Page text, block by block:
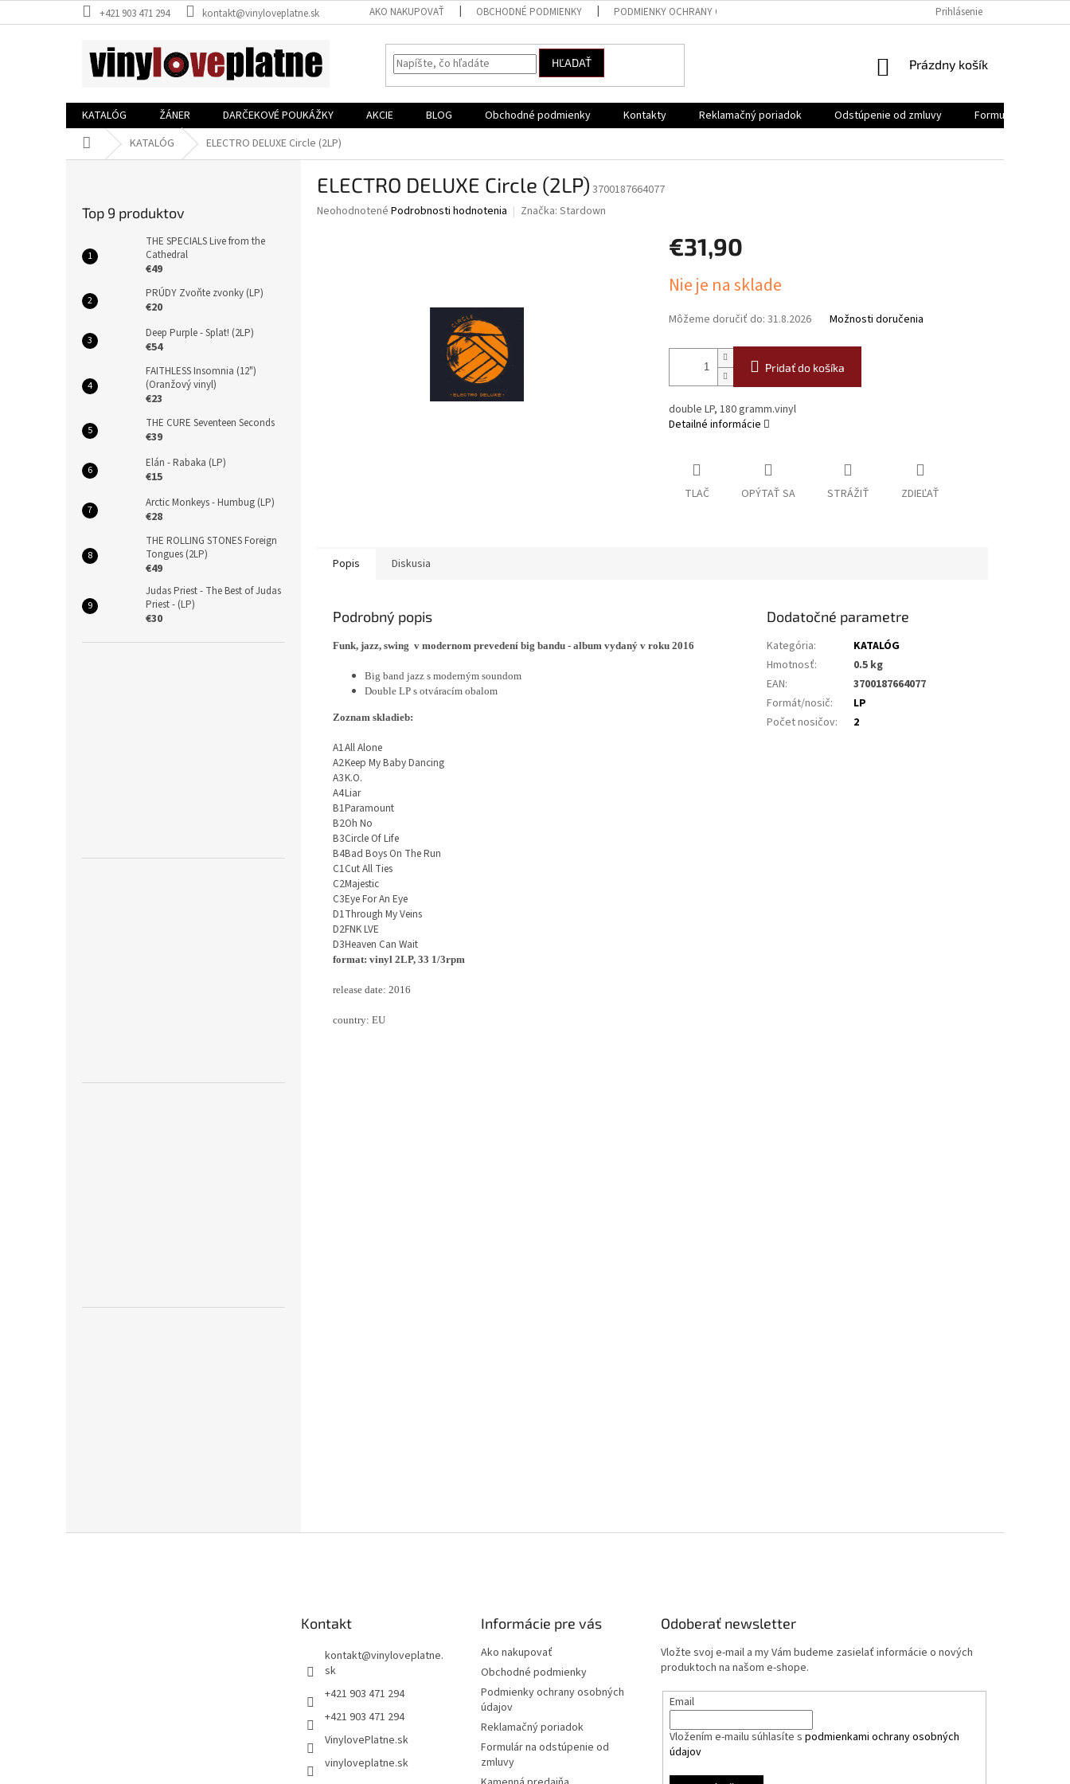
na
+421 903 471 294 kontakt@vinyloveplatne.sk AKO NAKUPOVAŤ OBCHODNÉ PODMIENKY PODMIENKY OCHRANY OSOBNÝCH ÚDAJOV REKLAMAČNÝ PORIADOK FORMULÁR NA
Prihlásenie
HĽADAŤ
NÁKUPNÝ
Prázdny košík
KATALÓG ŽÁNER DARČEKOVÉ POUKÁŽKY AKCIE BLOG Obchodné podmienky Kontakty Reklamačný poriadok Odstúpenie od zmluvy
Formulár na
DomovKATALÓG ELECTRO DELUXE Circle (2LP)
Top 9 produktov
THE SPECIALS Live from the
Cathedral
€49
PRÚDY Zvoňte zvonky (LP)
€20
Deep Purple - Splat! (2LP)
€54
FAITHLESS Insomnia (12")
(Oranžový vinyl)
€23
THE CURE Seventeen Seconds
€39
Elán - Rabaka (LP)
€15
Arctic Monkeys - Humbug (LP)
€28
THE ROLLING STONES Foreign
Tongues (2LP)
€49
Judas Priest - The Best of Judas
Priest - (LP)
€30
ELECTRO DELUXE Circle (2LP) 3700187664077
Priemerné
Neohodnotené Podrobnosti hodnotenia Značka: Stardown
€31,90
cena:
Nie je na sklade
Môžeme doručiť do: 31.8.2026 Možnosti doručenia
Pridať do košíka
double LP, 180 gramm.vinyl
Detailné informácie
TLAČ OPÝTAŤ SA STRÁŽIŤ ZDIEĽAŤ
Popis Diskusia
Podrobný popis
Funk, jazz, swing v modernom prevedení big bandu - album vydaný v roku 2016
Big band jazz s moderným soundom
Double LP s otváracím obalom
Zoznam skladieb:
A1All Alone
A2Keep My Baby Dancing
A3K.O.
A4Liar
B1Paramount
B2Oh No
B3Circle Of Life
B4Bad Boys On The Run
C1Cut All Ties
C2Majestic
C3Eye For An Eye
D1Through My Veins
D2FNK LVE
D3Heaven Can Wait
format: vinyl 2LP, 33 1/3rpm
release date: 2016
country: EU
Dodatočné parametre
Kategória:
KATALÓG
Hmotnosť:
0.5 kg
EAN:
3700187664077
Formát/nosič:
LP
Počet nosičov: 2
Kontakt
kontakt@vinyloveplatne.
sk
+421 903 471 294
+421 903 471 294
VinylovePlatne.sk
vinyloveplatne.sk
Informácie pre vás
Ako nakupovať
Obchodné podmienky
Podmienky ochrany osobných
údajov
Reklamačný poriadok
Formulár na odstúpenie od
zmluvy
Odoberať newsletter
Vložte svoj e-mail a my Vám budeme zasielať informácie o nových
produktoch na našom e-shope.
Email
Vložením e-mailu súhlasíte spodmienkami ochrany osobných
údajov